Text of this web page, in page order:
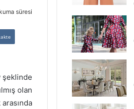
süresi
şeklinde
olan